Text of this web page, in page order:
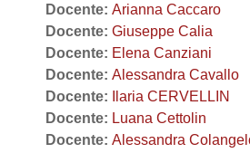
Docente: Arianna Caccaro
Docente: Giuseppe Calia
Docente: Elena Canziani
Docente: Alessandra Cavallo
Docente:
Ilaria CERVELLIN
Docente: Luana Cettolin
Docente: Alessandra